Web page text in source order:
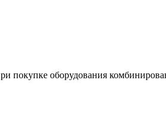
покупке оборудования